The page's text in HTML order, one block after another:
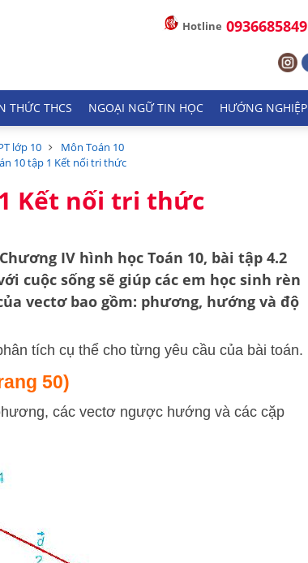
Hotline 0936685849
THỨC THCS NGOẠI NGỮ TIN HỌC HƯỚNG NGHIỆP
lớp 10
Môn Toán 10
10 tập 1 Kết nối tri thức
1 Kết nối tri thức
IV hình học Toán 10, bài tập 4.2
cuộc sống sẽ giúp các em học sinh rèn
vectơ bao gồm: phương, hướng và độ
tích cụ thể cho từng yêu cầu của bài toán.
50)
các vectơ ngược hướng và các cặp